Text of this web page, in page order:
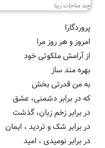
چند مناجات زیبا
پروردگارا
امروز و هر روز مرا
از آرامش ملکوتی خود
بهره مند ساز
به من قدرتی بخش
که در برابر دشمنی، عشق
در برابر زخم زبان، گذشت
در برابر شک و تردید ، ایمان
در برابر نومیدی ، امید